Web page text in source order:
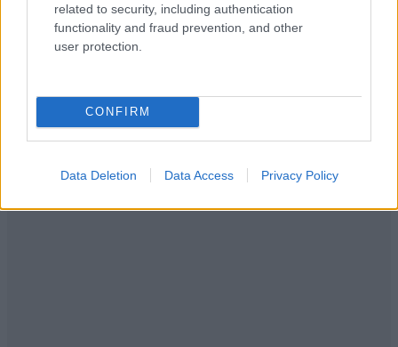
related to security, including authentication
functionality and fraud prevention, and other
user protection.
CONFIRM
Data Deletion Data Access Privacy Policy